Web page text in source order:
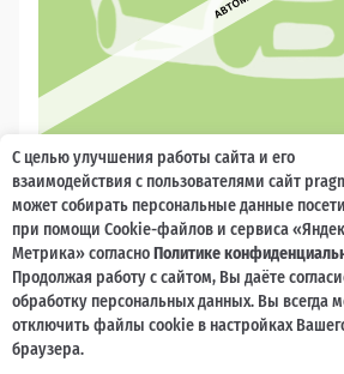
Suzuki Vitara
2019
Ваш кешбек 10 000
1 579 000₽
С целью улучшения работы сайта и его
взаимодействия с пользователями сайт
может собирать персональные данные
при помощи Cookie-файлов и сервиса
Метрика» согласноПолитике
Продолжая работу с сайтом, Вы даёте
обработку персональных данных. Вы всегда
отключить файлы cookie в настройках
браузера.